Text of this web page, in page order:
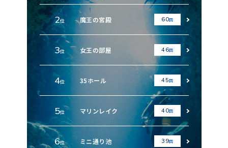
2位 魔王の宮殿 60回
3位 女王の部屋 46回
4位 35ホール 45回
5位 マリンレイク 40回
6位 ミニ通り池 39回